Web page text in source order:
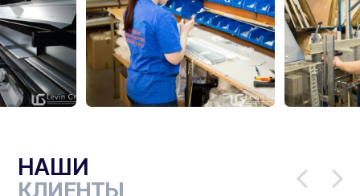
НАШИ
КЛИЕНТЫ